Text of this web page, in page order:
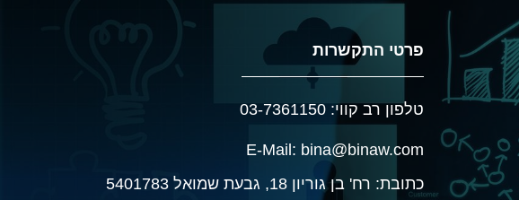
פרטי התקשרות
טלפון רב קווי: 03-7361150
E-Mail: bina@binaw.com
כתובת: רח' בן גוריון 18, גבעת שמואל 5401783